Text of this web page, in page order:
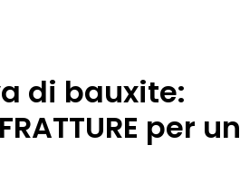
di bauxite:
per un